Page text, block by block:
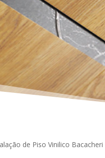
de Piso Vinilico